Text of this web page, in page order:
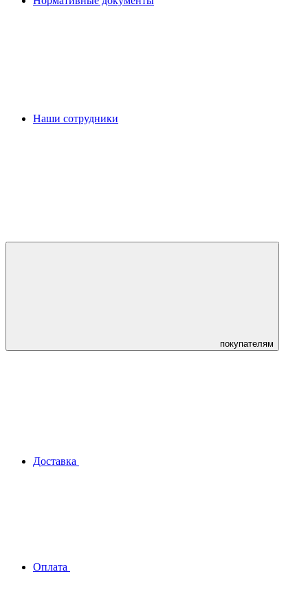
Наши сотрудники
покупателям
Доставка
Оплата